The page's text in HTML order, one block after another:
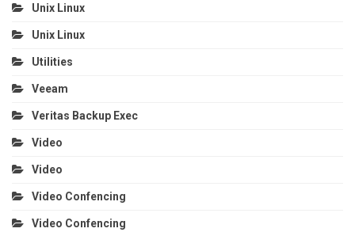
Unix Linux
Unix Linux
Utilities
Veeam
Veritas Backup Exec
Video
Video
Video Confencing
Video Confencing